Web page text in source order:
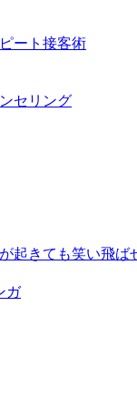
ート接客術
セリング
起きても笑い飛ば
ガ